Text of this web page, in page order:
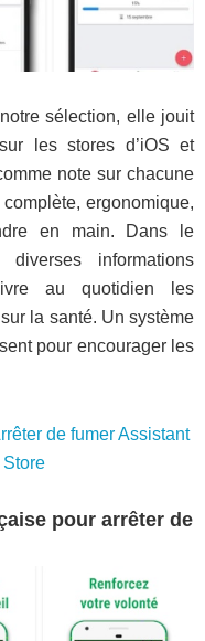
sélection, elle jouit
les stores d’iOS et
note sur chacune
ergonomique,
en main. Dans le
informations
au quotidien les
la santé. Un système
pour encourager les
de fumer Assistant
pour arrêter de